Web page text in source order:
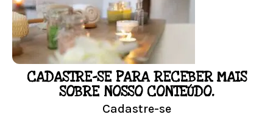
Resultado na hora!
Conheça mais e faça sua Pesquisa
LOJA
CADASTRE-SE PARA RECEBER MAIS
SOBRE NOSSO CONTEÚDO.
Cadastre-se